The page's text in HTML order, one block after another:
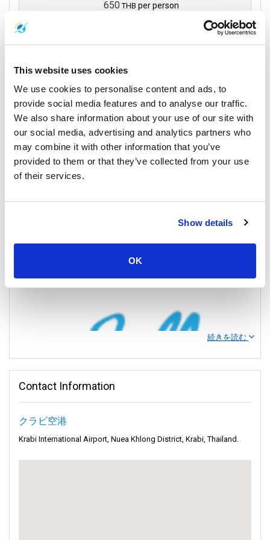
This website uses cookies
We use cookies to personalise content and ads, to
provide social media features and to analyse our traffic.
We also share information about your use of our site with
our social media, advertising and analytics partners who
may combine it with other information that you’ve
provided to them or that they’ve collected from your use
of their services.
Show details
OK
650 THB per person
運営者
自然の驚異が調和する世界へようこそ - 魅惑的なAo Nang Travel
Tourの世界へようこそ。アオナンビーチは、美しいクラビへの入
続きを読む
続きを読む
Contact Information
クラビ空港
Krabi International Airport, Nuea Khlong District, Krabi, Thailand.